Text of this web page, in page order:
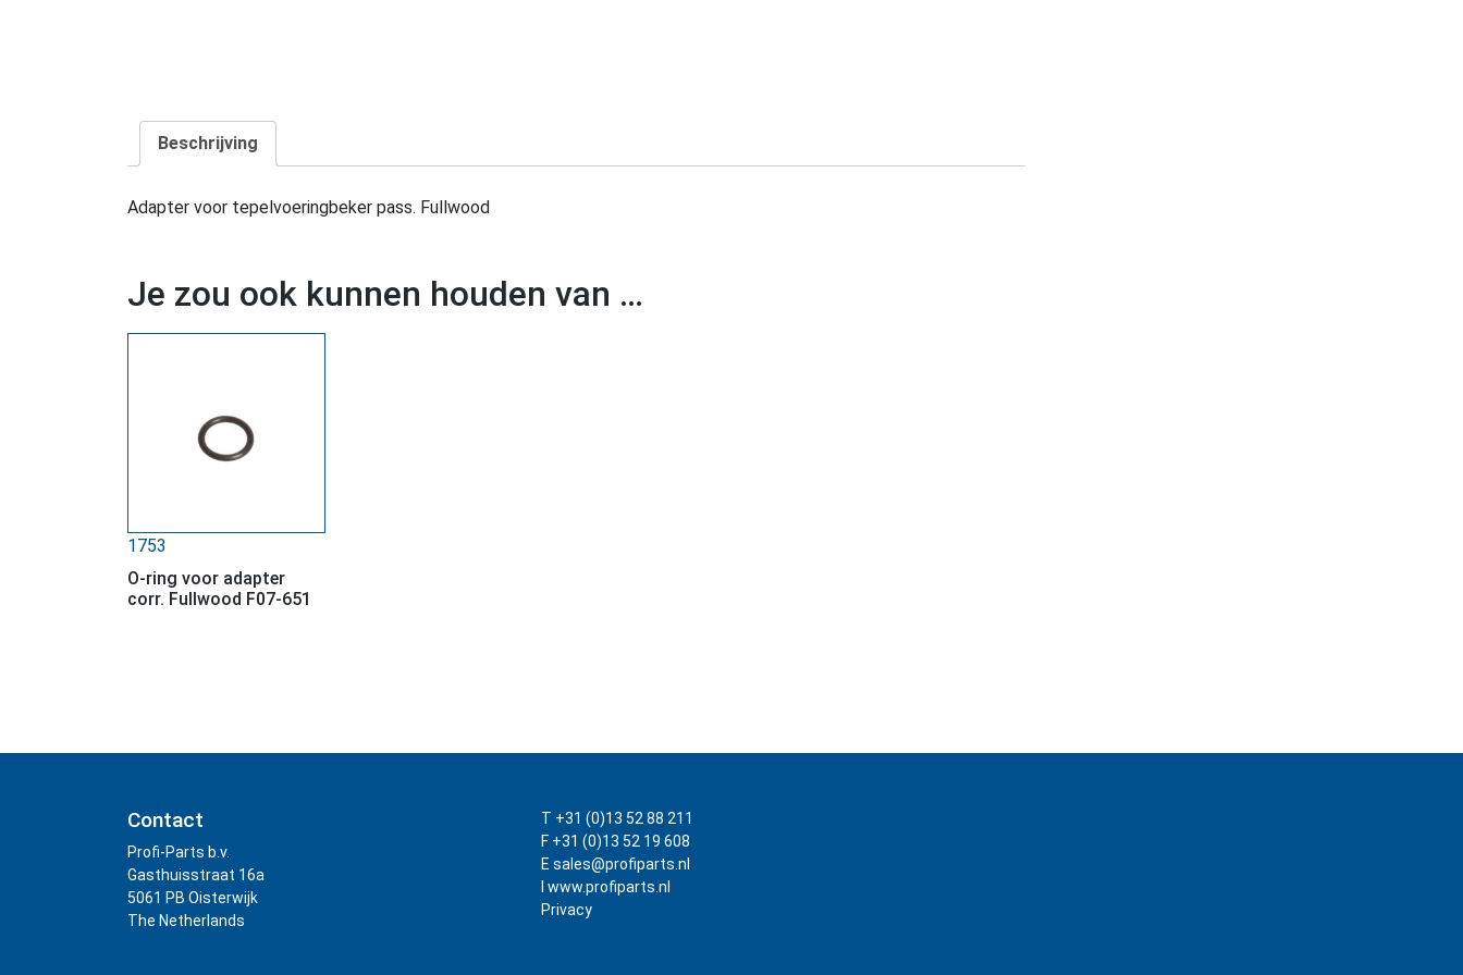
Beschrijving
Adapter voor tepelvoeringbeker pass. Fullwood
Je zou ook kunnen houden van …
1753
O-ring voor adapter
corr. Fullwood F07-651
Contact
Profi-Parts b.v.
Gasthuisstraat 16a
5061 PB Oisterwijk
The Netherlands
T +31 (0)13 52 88 211
F +31 (0)13 52 19 608
E sales@profiparts.nl
I www.profiparts.nl
Privacy